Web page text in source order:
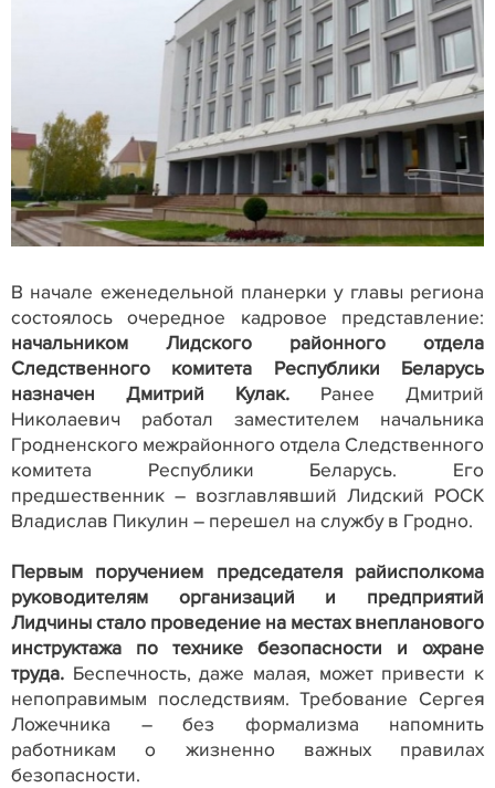
В начале еженедельной планерки у главы региона
состоялось очередное кадровое представление:
начальником Лидского районного отдела
Следственного комитета Республики Беларусь
назначен Дмитрий Кулак. Ранее Дмитрий
Николаевич работал заместителем начальника
Гродненского межрайонного отдела Следственного
комитета Республики Беларусь. Его
предшественник – возглавлявший Лидский РОСК
Владислав Пикулин – перешел на службу в Гродно.
Первым поручением председателя райисполкома
руководителям организаций и предприятий
Лидчины стало проведение на местах внепланового
инструктажа по технике безопасности и охране
труда. Беспечность, даже малая, может привести к
непоправимым последствиям. Требование Сергея
Ложечника – без формализма напомнить
работникам о жизненно важных правилах
безопасности.